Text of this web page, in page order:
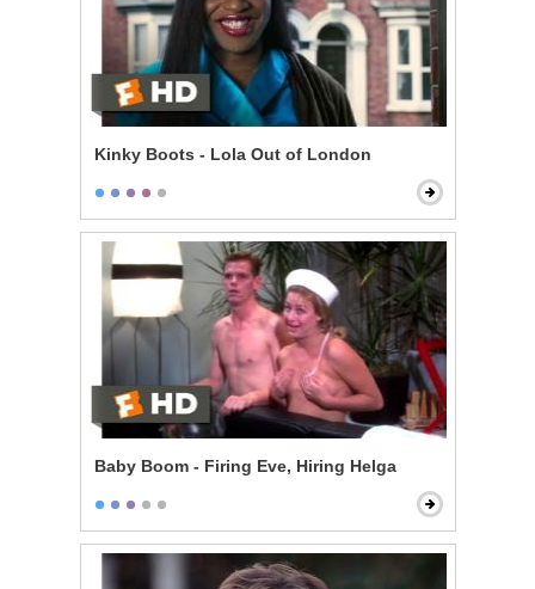
Kinky Boots - Lola Out of London
Baby Boom - Firing Eve, Hiring Helga